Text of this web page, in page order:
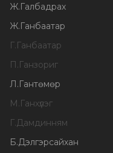
Ж.Галбадрах
Ж.Ганбаатар
Г.Ганбаатар
П.Ганзориг
Л.Гантөмөр
М.Ганхүлэг
Г.Дамдинням
Б.Дэлгэрсайхан